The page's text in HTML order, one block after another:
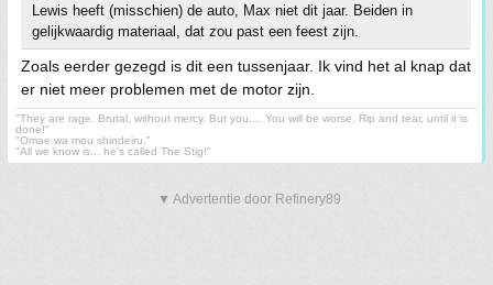
Lewis heeft (misschien) de auto, Max niet dit jaar. Beiden in
gelijkwaardig materiaal, dat zou past een feest zijn.
Zoals eerder gezegd is dit een tussenjaar. Ik vind het al knap dat
er niet meer problemen met de motor zijn.
"They are rage. Brutal, without mercy. But you.... You will be worse. Rip and tear, until it is
done!"
"Omae wa mou shindeiru."
"All we know is... he's called The Stig!"
▼ Advertentie door Refinery89